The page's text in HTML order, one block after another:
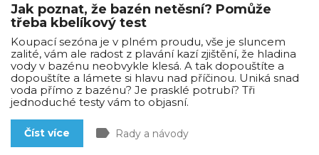
Jak poznat, že bazén netěsní? Pomůže
třeba kbelíkový test
Koupací sezóna je v plném proudu, vše je sluncem
zalité, vám ale radost z plavání kazí zjištění, že hladina
vody v bazénu neobvykle klesá. A tak dopouštíte a
dopouštíte a lámete si hlavu nad příčinou. Uniká snad
voda přímo z bazénu? Je prasklé potrubí? Tři
jednoduché testy vám to objasní.
Číst více label Rady a návody